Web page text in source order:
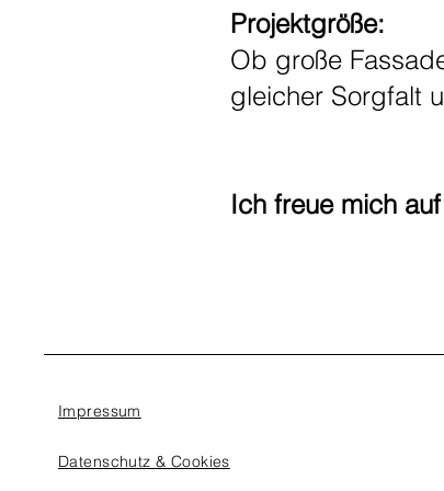
Projektgröße:
Ob große
gleicher Sorgfalt
Ich freue mich
Impressum
Datenschutz & Cookies